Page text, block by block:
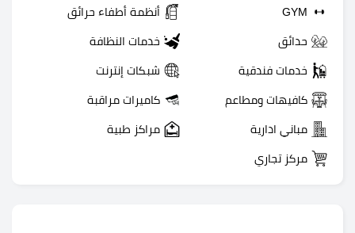
GYM أنظمة أطفاء حرائق
حدائق خدمات النظافة
خدمات فندقية شبكات إنترنت
كافيهات ومطاعم كاميرات مراقبة
مباني ادارية مراكز طبية
مركز تجاري